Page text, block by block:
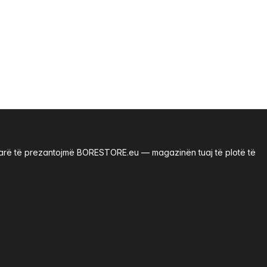
të prezantojmë BORESTORE.eu — magazinën tuaj të plotë të